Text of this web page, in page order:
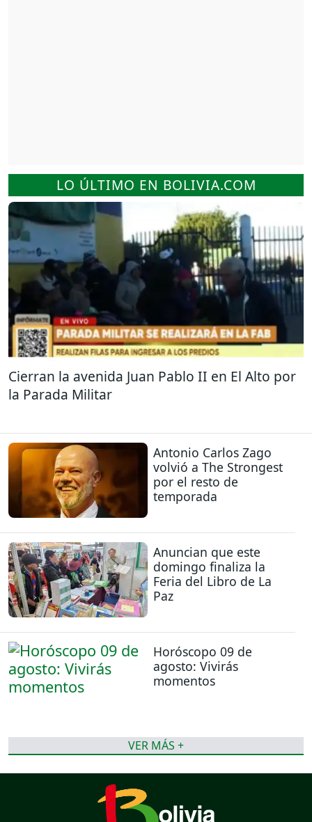
LO ÚLTIMO EN BOLIVIA.COM
Cierran la avenida Juan Pablo II en El Alto por
la Parada Militar
Antonio Carlos Zago
volvió a The Strongest
por el resto de
temporada
Anuncian que este
domingo finaliza la
Feria del Libro de La
Paz
Horóscopo 09 de
agosto: Vivirás
momentos
VER MÁS +